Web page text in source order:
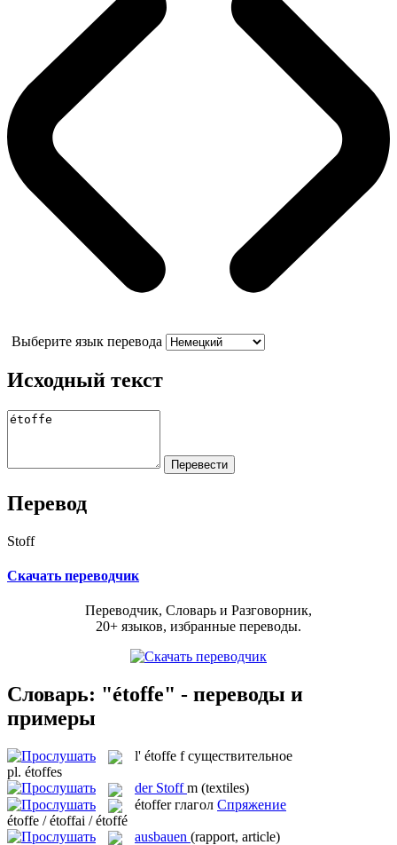
Выберите язык перевода
Исходный текст
Перевод
Stoff
Скачать переводчик
Переводчик, Словарь и Разговорник,
20+ языков, избранные переводы.
Словарь: "étoffe" - переводы и
примеры
l' étoffe f существительное
pl. étoffes
der Stoff m (textiles)
étoffer глагол Спряжение
étoffe / étoffai / étoffé
ausbauen (rapport, article)